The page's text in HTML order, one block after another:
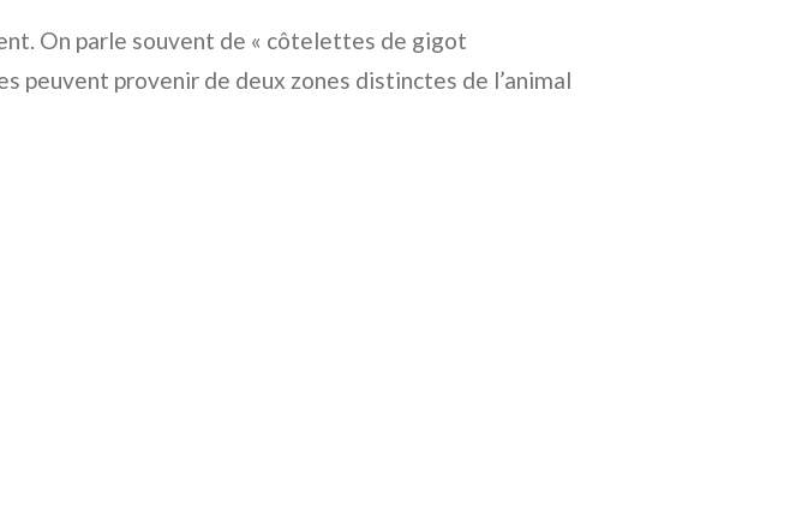
On parle souvent de « côtelettes de gigot
peuvent provenir de deux zones distinctes de l’animal